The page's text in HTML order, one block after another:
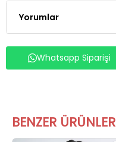
Yorumlar
Whatsapp Siparişi
BENZER ÜRÜNLER